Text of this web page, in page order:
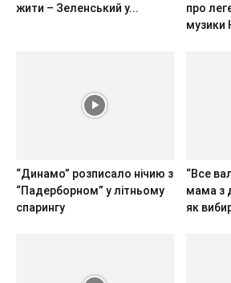
жити – Зеленський у...
про
музики
“Динамо” розписало нічию з
“Падерборном” у літньому
спарингу
“Все
мама з
як